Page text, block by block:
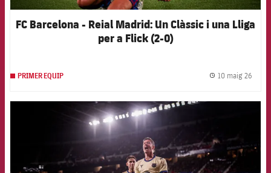
FC Barcelona - Reial Madrid: Un Clàssic i una Lliga
per a Flick (2-0)
PRIMER EQUIP 10 maig 26
FCB Barcelona badge